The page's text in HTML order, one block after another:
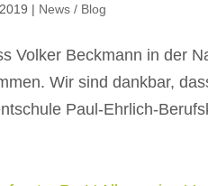
| News / Blog
Volker Beckmann in der
Wir sind dankbar,
Paul-Ehrlich-